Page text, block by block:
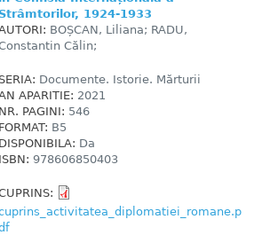
Strâmtorilor, 1924-1933
BOȘCAN, Liliana; RADU,
Călin;
SERIA: Documente. Istorie. Mărturii
APARITIE: 2021
NR. PAGINI: 546
FORMAT: B5
DISPONIBILA: Da
ISBN: 978606850403